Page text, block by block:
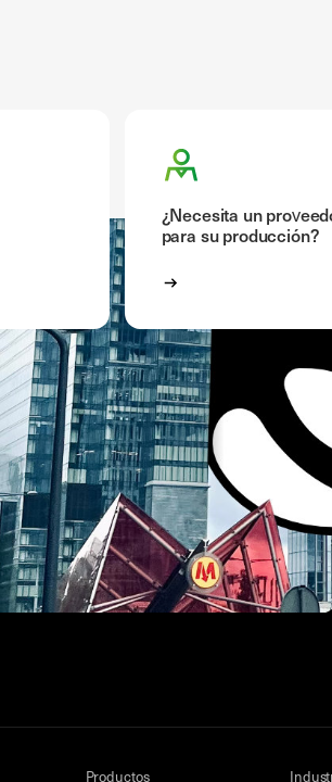
¿Necesita un
para su producción?
Productos